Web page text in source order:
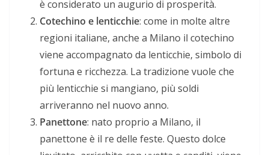
è considerato un augurio di prosperità.
Cotechino e lenticchie: come in molte altre
regioni italiane, anche a Milano il cotechino
viene accompagnato da lenticchie, simbolo di
fortuna e ricchezza. La tradizione vuole che
più lenticchie si mangiano, più soldi
arriveranno nel nuovo anno.
Panettone: nato proprio a Milano, il
panettone è il re delle feste. Questo dolce